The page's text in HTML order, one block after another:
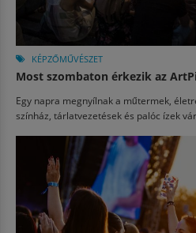
KÉPZŐMŰVÉSZET
Most szombaton érkezik az
Egy napra megnyílnak a műtermek,
színház, tárlatvezetések és palóc ízek